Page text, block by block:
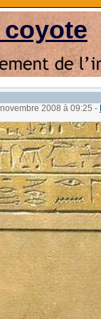
2008 à 09:25 -